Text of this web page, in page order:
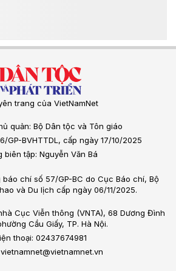
trang của VietNamNet
quản: Bộ Dân tộc và Tôn giáo
GP-BVHTTDL, cấp ngày 17/10/2025
biên tập: Nguyễn Văn Bá
chí số 57/GP-BC do Cục Báo chí, Bộ
và Du lịch cấp ngày 06/11/2025.
Cục Viễn thông (VNTA), 68 Dương Đình
Cầu Giấy, TP. Hà Nội.
thoại: 02437674981
vietnamnet@vietnamnet.vn